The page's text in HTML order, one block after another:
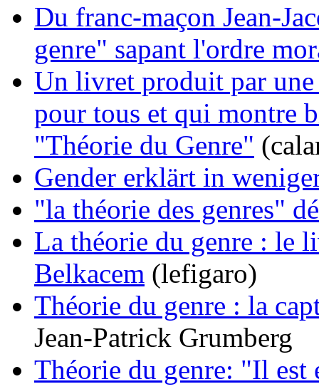
Du franc-maçon Jean-
genre" sapant l'ordre
Un livret produit par
pour tous et qui montre
"Théorie du Genre"
Gender erklärt in
"la théorie des genres"
La théorie du genre : le
Belkacem (lefigaro)
Théorie du genre : la
Jean-Patrick Grumberg
Théorie du genre: "Il est